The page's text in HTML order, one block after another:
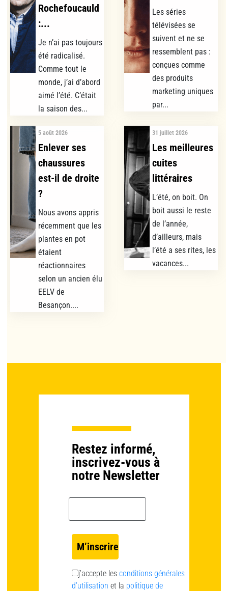
Rochefoucauld
:...
Je n’ai pas toujours
été radicalisé.
Comme tout le
monde, j’ai d’abord
aimé l’été. C’était
la saison des...
Les séries
télévisées se
suivent et ne se
ressemblent pas :
conçues comme
des produits
marketing uniques
par...
5 août 2026
Enlever ses
chaussures
est-il de droite
?
Nous avons appris
récemment que les
plantes en pot
étaient
réactionnaires
selon un ancien élu
EELV de
Besançon....
31 juillet 2026
Les meilleures
cuites
littéraires
L’été, on boit. On
boit aussi le reste
de l’année,
d’ailleurs, mais
l’été a ses rites, les
vacances...
Restez informé,
inscrivez-vous à
notre Newsletter
j’accepte les conditions générales
d’utilisation et la politique de